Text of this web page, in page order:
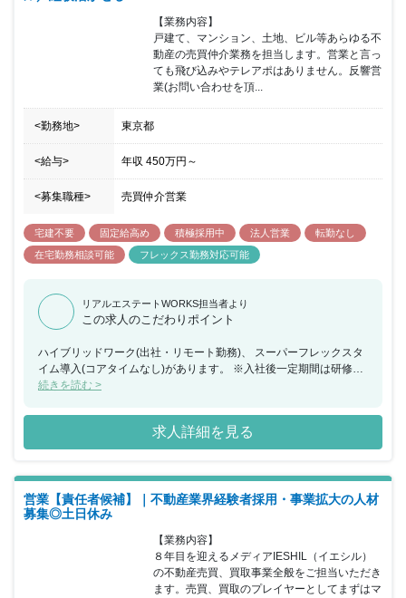
【業務内容】
戸建て、マンション、土地、ビル等あらゆる不
動産の売買仲介業務を担当します。営業と言っ
ても飛び込みやテレアポはありません。反響営
業(お問い合わせを頂...
<勤務地> 東京都
<給与> 年収 450万円 ～
<募集職種> 売買仲介営業
宅建不要 固定給高め 積極採用中 法人営業
転勤なし
在宅勤務相談可能
フレックス勤務対応可能
リアルエステートWORKS担当者より
この求人のこだわりポイント
ハイブリッドワーク(出社・リモート勤務)、 スーパーフレックスタ
イム導入(コアタイムなし)があります。 ※入社後一定期間は研修期
間のため、原則的に出社となります。 目安としては 1-3 ヶ月程度で
する顧客へのココ・ホーム商品・サービスに関する売り上げ・利益
獲得にまつわる活動における全ての戦略開発アクションプラン開
発・実践活動および結果についての責任を負って頂きます。ココ・
果、主な職務 予算達成に向けた戦略構築とアクションプラン作成及
び実施を担って頂きます。自身の行動と成果に対して責任を負い、
実務面での障害などについてはリーダーと相談しその排除・改善に
努めて頂きます。業務の遂行に障害があると判断された場面やリソ
ース不足などが問題と判断される場合はその解決をリーダーと相談
し、適宜必要に応じ健全で生産性の高い組織を絶えず構築する努力
を怠らない方を求めています。
続きを読む >
求人詳細を見る
営業【責任者候補】｜不動産業界経験者採用・事業拡大の人材
募集◎土日休み
【業務内容】
８年目を迎えるメディアIESHIL（イエシル）
の不動産売買、買取事業全般をご担当いただき
ます。売買、買取のプレイヤーとしてまずはマ